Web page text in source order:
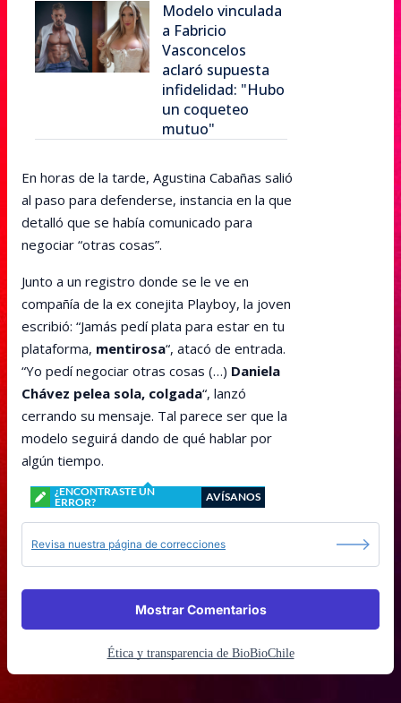
Modelo vinculada
a Fabricio
Vasconcelos
aclaró supuesta
infidelidad: "Hubo
un coqueteo
mutuo"
En horas de la tarde, Agustina Cabañas salió
al paso para defenderse, instancia en la que
detalló que se había comunicado para
negociar “otras cosas”.
Junto a un registro donde se le ve en
compañía de la ex conejita Playboy, la joven
escribió: “Jamás pedí plata para estar en tu
plataforma, mentirosa“, atacó de entrada.
“Yo pedí negociar otras cosas (…) Daniela
Chávez pelea sola, colgada“, lanzó
cerrando su mensaje. Tal parece ser que la
modelo seguirá dando de qué hablar por
algún tiempo.
¿ENCONTRASTE UN
ERROR?
AVÍSANOS
Revisa nuestra página de correcciones
Mostrar Comentarios
Ética y transparencia de BioBioChile